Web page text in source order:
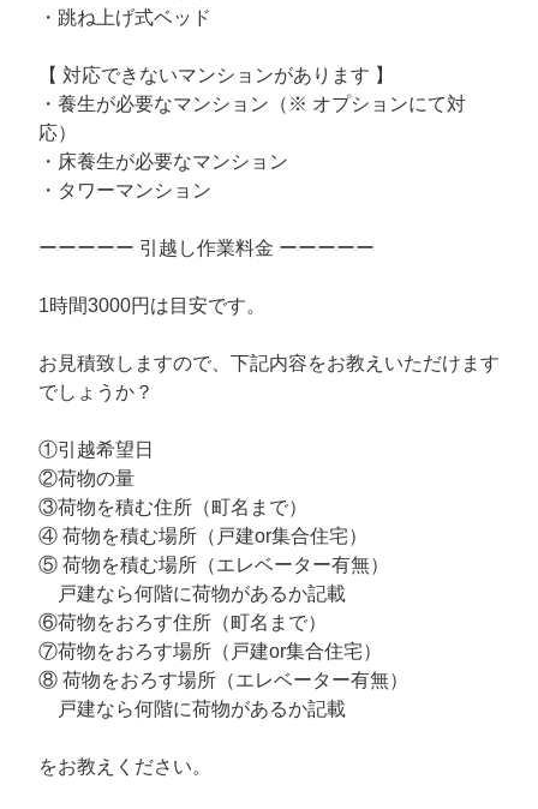
・跳ね上げ式ベッド
【 対応できないマンションがあります 】
・養生が必要なマンション（※ オプションにて対
応）
・床養生が必要なマンション
・タワーマンション
ーーーーー 引越し作業料金 ーーーーー
1時間3000円は目安です。
お見積致しますので、下記内容をお教えいただけます
でしょうか？
①引越希望日
②荷物の量
③荷物を積む住所（町名まで）
④ 荷物を積む場所（戸建or集合住宅）
⑤ 荷物を積む場所（エレベーター有無）
戸建なら何階に荷物があるか記載
⑥荷物をおろす住所（町名まで）
⑦荷物をおろす場所（戸建or集合住宅）
⑧ 荷物をおろす場所（エレベーター有無）
戸建なら何階に荷物があるか記載
をお教えください。